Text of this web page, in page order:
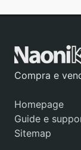
Compra e
Homepage
Guide e
Sitemap